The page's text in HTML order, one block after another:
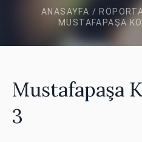
ANASAYFA /
MUSTAFAPAŞA
Mustafapaşa
3